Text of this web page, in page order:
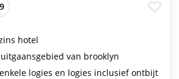
9
hotel
van brooklyn
logies en logies inclusief ontbijt